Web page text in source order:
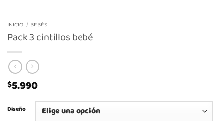
INICIO / BEBÉS
Pack 3 cintillos bebé
$5.990
Diseño